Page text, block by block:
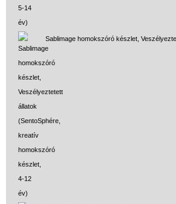
Sablimage homokszóró készlet,